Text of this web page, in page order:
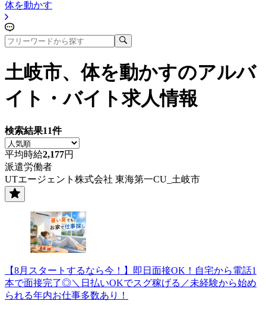
体を動かす
土岐市、体を動かすのアルバ
イト・バイト求人情報
検索結果11件
平均時給2,177円
派遣労働者
UTエージェント株式会社 東海第一CU_土岐市
【8月スタートするなら今！】即日面接OK！自宅から電話1
本で面接完了◎＼日払いOKでスグ稼げる／未経験から始め
られる年内お仕事多数あり！